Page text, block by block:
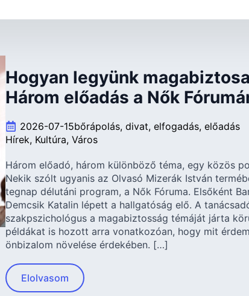
Hogyan legyünk
Három előadás a Nők
2026-07-15bőrápolás divat elfogadás előadás
Hírek Kultúra Város
Három előadó, három különböző téma, egy közös
Nekik szólt ugyanis az Olvasó Mizerák István
tegnap délutáni program, a Nők Fóruma. Elsőként
Demcsik Katalin lépett a hallgatóság elő. A
szakpszichológus a magabiztosság témáját járta
példákat is hozott arra vonatkozóan, hogy mit
önbizalom növelése érdekében. […]
Elolvasom